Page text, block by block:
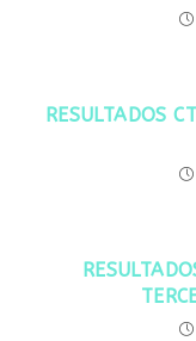
RESULTADOS